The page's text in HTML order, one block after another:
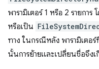
พารามิเตอร์ 1 หรือ 2 รายกา
หรือเป็น
ทาง ในกรณีหลัง พารามิเตอ
นั้นการย้ายและเปลี่ยนชื่อจึง